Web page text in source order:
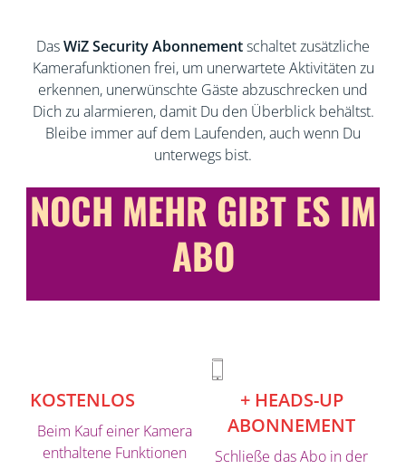
DasWiZ Security Abonnementschaltet zusätzliche
Kamerafunktionen frei, um unerwartete Aktivitäten zu
erkennen, unerwünschte Gäste abzuschrecken und
Dich zu alarmieren, damit Du den Überblick behältst.
Bleibe immer auf dem Laufenden, auch wenn Du
unterwegs bist.
NOCH MEHR GIBT ES IM
ABO
KOSTENLOS
Beim Kauf einer Kamera
enthaltene Funktionen
+ HEADS-UP
ABONNEMENT
Schließe das Abo in der